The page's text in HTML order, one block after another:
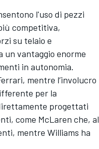
l'uso di pezzi
competitiva,
su telaio e
un vantaggio enorme
in autonomia.
mentre l’involucro
per la
progettati
come McLaren che, al
mentre Williams ha